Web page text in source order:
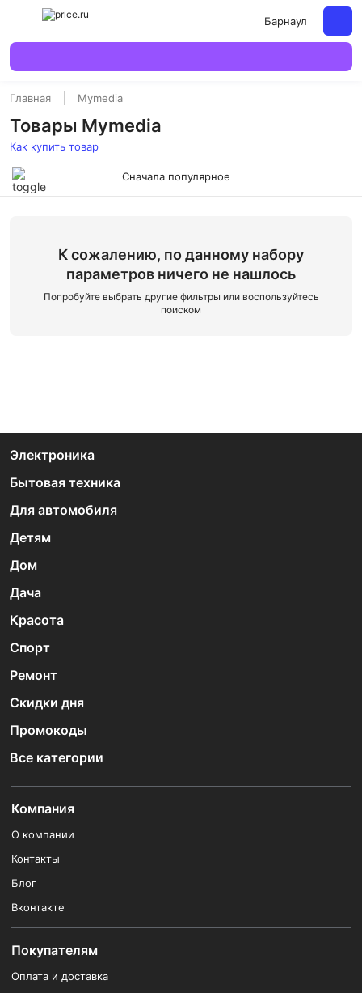
Барнаул
Главная Mymedia
Товары Mymedia
Как купить товар
Сначала популярное
К сожалению, по данному набору
параметров ничего не нашлось
Попробуйте выбрать другие фильтры или воспользуйтесь
поиском
Электроника
Бытовая техника
Для автомобиля
Детям
Дом
Дача
Красота
Спорт
Ремонт
Скидки дня
Промокоды
Все категории
Компания
О компании
Контакты
Блог
Вконтакте
Покупателям
Оплата и доставка